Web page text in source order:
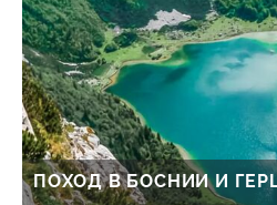
ПОХОД В БОСНИИ И